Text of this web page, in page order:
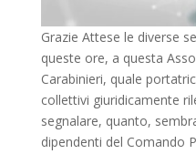
Grazie Attese le diverse
queste ore, a questa
Carabinieri, quale
collettivi giuridicamente
segnalare, quanto,
dipendenti del Comando